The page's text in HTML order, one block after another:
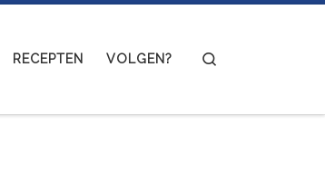
RECEPTEN VOLGEN?